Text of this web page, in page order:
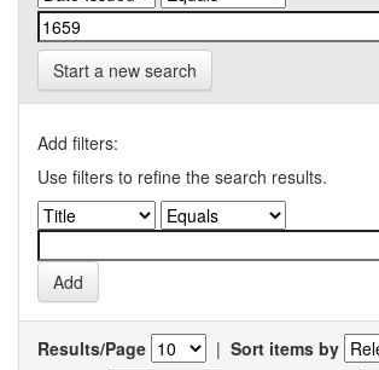
Start a new search
Add filters:
Use filters to refine the search results.
Results/Page | Sort items by